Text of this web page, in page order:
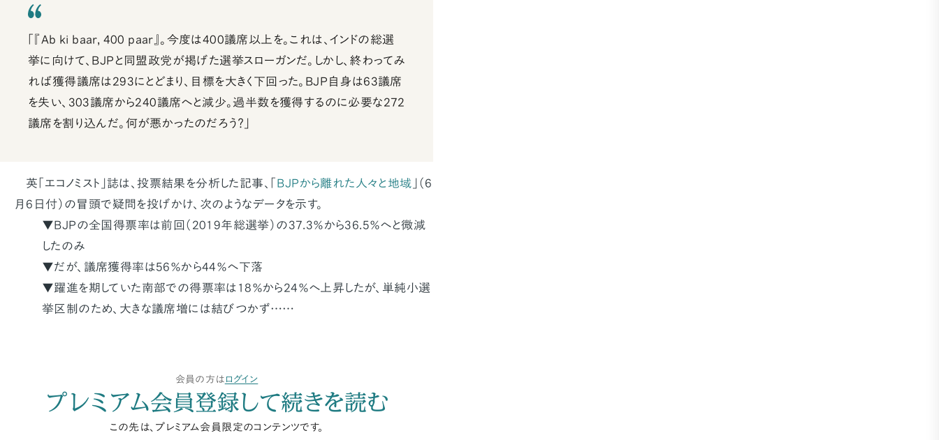
「『Ab ki baar, 400 paar』。今度は400議席以上を。これは、インドの総選
挙に向けて、BJPと同盟政党が掲げた選挙スローガンだ。しかし、終わってみ
れば獲得議席は293にとどまり、目標を大きく下回った。BJP自身は63議席
を失い、303議席から240議席へと減少。過半数を獲得するのに必要な272
議席を割り込んだ。何が悪かったのだろう？」
英「エコノミスト」誌は、投票結果を分析した記事、「 BJPから離れた人々と地域 」（6
月6日付）の冒頭で疑問を投げかけ、次のようなデータを示す。
▼BJPの全国得票率は前回（2019年総選挙）の37.3％から36.5％へと微減
したのみ
▼だが、議席獲得率は56％から44％へ下落
▼躍進を期していた南部での得票率は18％から24％へ上昇したが、単純小選
挙区制のため、大きな議席増には結びつかず……
会員の方は ログイン
プレミアム会員登録して続きを読む
この先は、プレミアム会員限定のコンテンツです。